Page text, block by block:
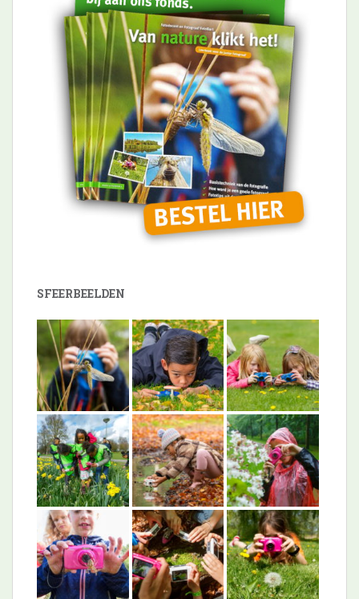
SFEERBEELDEN